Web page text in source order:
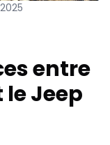
entre
le Jeep